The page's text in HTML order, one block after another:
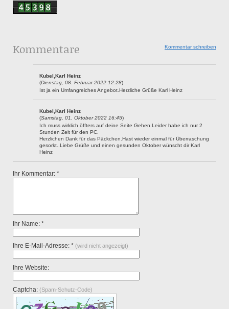
Kommentar schreiben
Kommentare
Kubel,Karl Heinz
(Dienstag, 08. Februar 2022 12:28)
Ist ja ein Umfangreiches Angebot.Herzliche Grüße Karl Heinz
Kubel,Karl Heinz
(Samstag, 01. Oktober 2022 16:45)
Ich muss wirklich öffters auf deine Seite Gehen.Leider habe ich nur 2
Stunden Zeit für den PC.
Herzlichen Dank für das Päckchen.Hast wieder einmal für Überraschung
gesorkt..Liebe Grüße und einen gesunden Oktober wünscht dir Karl
Heinz
Ihr Kommentar: *
Ihr Name: *
Ihre E-Mail-Adresse: * (wird nicht angezeigt)
Ihre Website:
Captcha: (Spam-Schutz-Code)